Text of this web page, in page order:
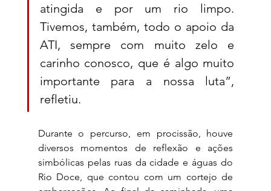
atingida e por um rio limpo.
Tivemos, também, todo o apoio da
ATI, sempre com muito zelo e
carinho conosco, que é algo muito
importante para a nossa luta”,
refletiu.
Durante o percurso, em procissão, houve
diversos momentos de reflexão e ações
simbólicas pelas ruas da cidade e águas do
Rio Doce, que contou com um cortejo de